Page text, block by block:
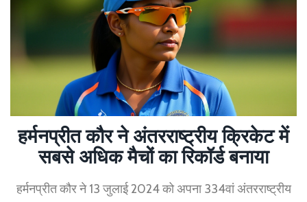
हर्मनप्रीत कौर ने अंतरराष्ट्रीय क्रिकेट में
सबसे अधिक मैचों का रिकॉर्ड बनाया
हर्मनप्रीत कौर ने 13 जुलाई 2024 को अपना 334वां अंतरराष्ट्रीय